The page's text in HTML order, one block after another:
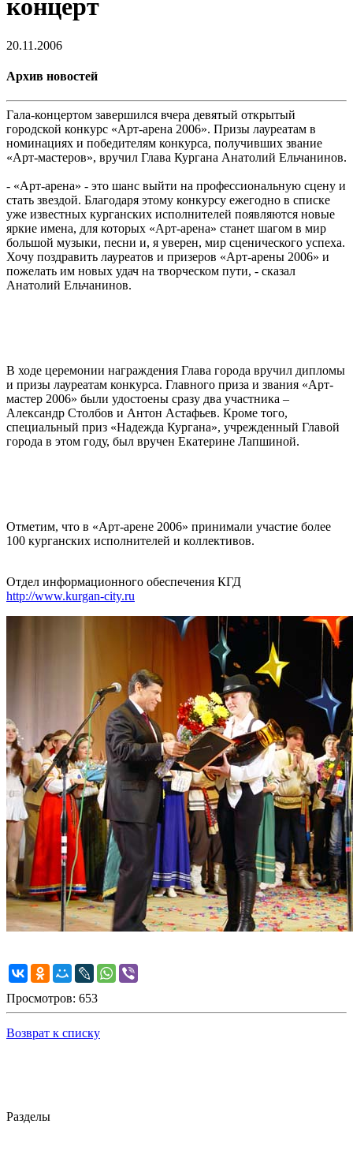
концерт
20.11.2006
Архив новостей
Гала-концертом завершился вчера девятый открытый
городской конкурс «Арт-арена 2006». Призы лауреатам в
номинациях и победителям конкурса, получивших звание
«Арт-мастеров», вручил Глава Кургана Анатолий Ельчанинов.
- «Арт-арена» - это шанс выйти на профессиональную сцену и
стать звездой. Благодаря этому конкурсу ежегодно в списке
уже известных курганских исполнителей появляются новые
яркие имена, для которых «Арт-арена» станет шагом в мир
большой музыки, песни и, я уверен, мир сценического успеха.
Хочу поздравить лауреатов и призеров «Арт-арены 2006» и
пожелать им новых удач на творческом пути, - сказал
Анатолий Ельчанинов.
В ходе церемонии награждения Глава города вручил дипломы
и призы лауреатам конкурса. Главного приза и звания «Арт-
мастер 2006» были удостоены сразу два участника –
Александр Столбов и Антон Астафьев. Кроме того,
специальный приз «Надежда Кургана», учрежденный Главой
города в этом году, был вручен Екатерине Лапшиной.
Отметим, что в «Арт-арене 2006» принимали участие более
100 курганских исполнителей и коллективов.
Отдел информационного обеспечения КГД
http://www.kurgan-city.ru
Просмотров: 653
Возврат к списку
Разделы